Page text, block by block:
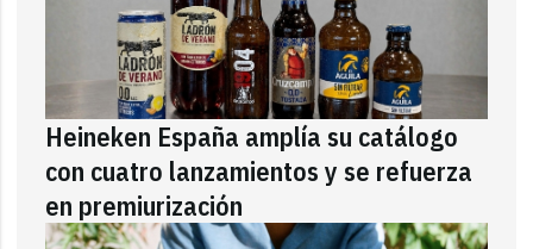
Heineken España amplía su catálogo
con cuatro lanzamientos y se refuerza
en premiurización